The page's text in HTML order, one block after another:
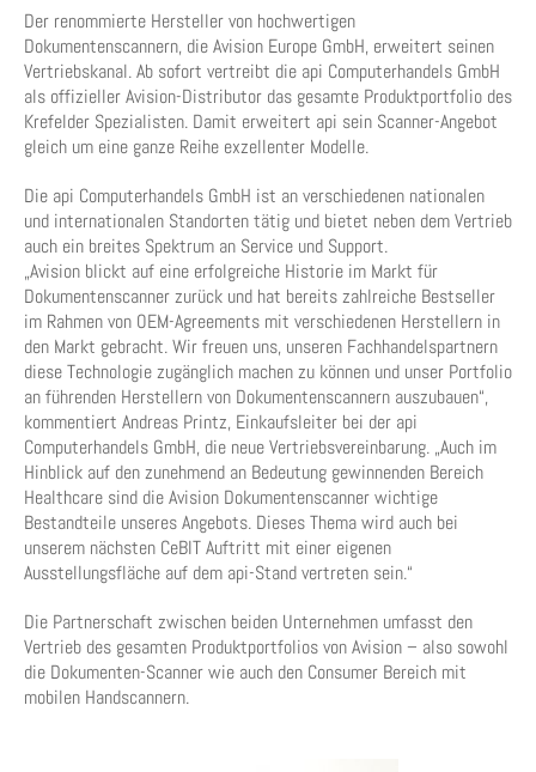
Der renommierte Hersteller von hochwertigen
Dokumentenscannern, die Avision Europe GmbH, erweitert seinen
Vertriebskanal. Ab sofort vertreibt die api Computerhandels GmbH
als offizieller Avision-Distributor das gesamte Produktportfolio des
Krefelder Spezialisten. Damit erweitert api sein Scanner-Angebot
gleich um eine ganze Reihe exzellenter Modelle.
Die api Computerhandels GmbH ist an verschiedenen nationalen
und internationalen Standorten tätig und bietet neben dem Vertrieb
auch ein breites Spektrum an Service und Support.
„Avision blickt auf eine erfolgreiche Historie im Markt für
Dokumentenscanner zurück und hat bereits zahlreiche Bestseller
im Rahmen von OEM-Agreements mit verschiedenen Herstellern in
den Markt gebracht. Wir freuen uns, unseren Fachhandelspartnern
diese Technologie zugänglich machen zu können und unser Portfolio
an führenden Herstellern von Dokumentenscannern auszubauen“,
kommentiert Andreas Printz, Einkaufsleiter bei der api
Computerhandels GmbH, die neue Vertriebsvereinbarung. „Auch im
Hinblick auf den zunehmend an Bedeutung gewinnenden Bereich
Healthcare sind die Avision Dokumentenscanner wichtige
Bestandteile unseres Angebots. Dieses Thema wird auch bei
unserem nächsten CeBIT Auftritt mit einer eigenen
Ausstellungsfläche auf dem api-Stand vertreten sein.“
Die Partnerschaft zwischen beiden Unternehmen umfasst den
Vertrieb des gesamten Produktportfolios von Avision – also sowohl
die Dokumenten-Scanner wie auch den Consumer Bereich mit
mobilen Handscannern.